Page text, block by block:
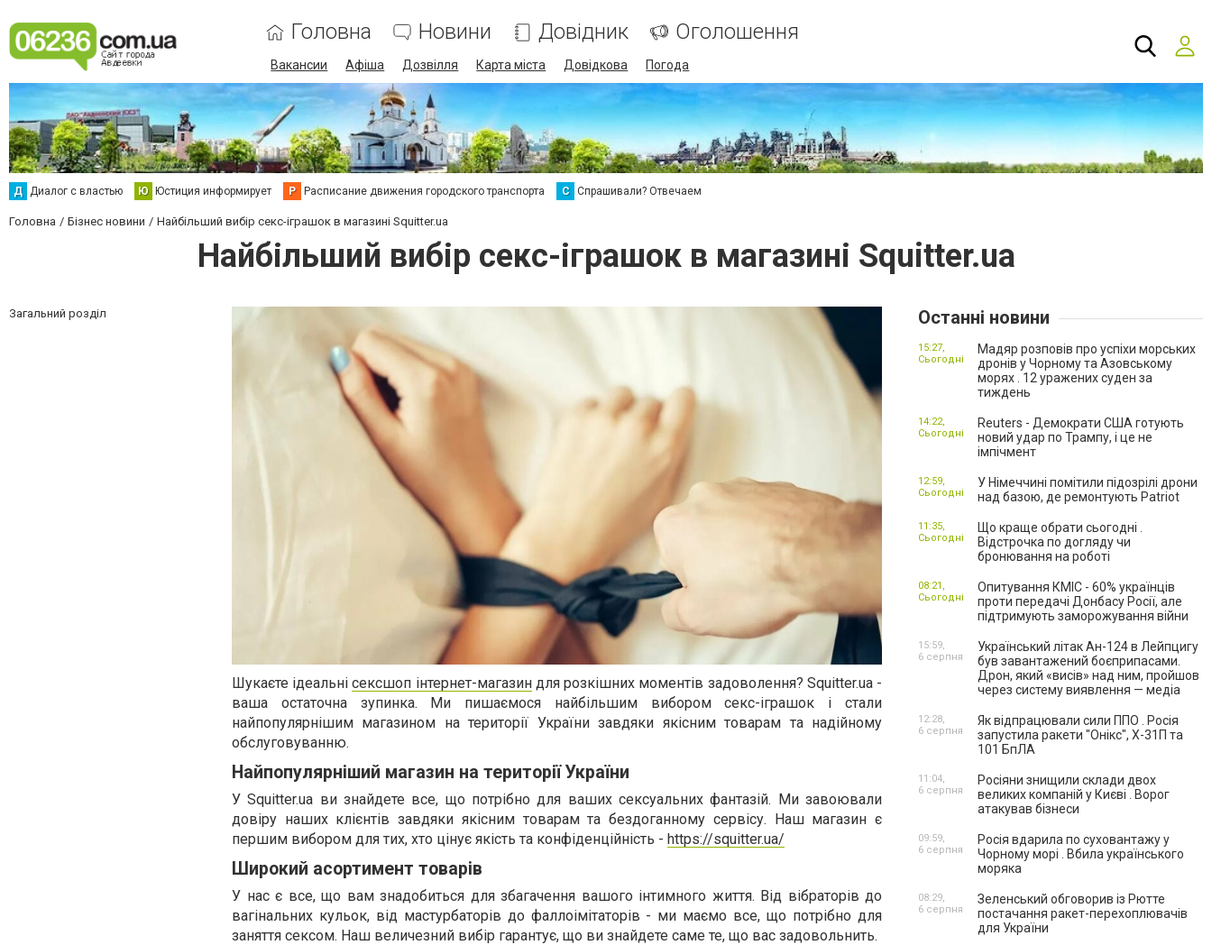
Головна Новини Довідник Оголошення
Вакансии Афіша Дозвілля Карта міста Довідкова Погода
Д Диалог с властью Ю Юстиция информирует Р Расписание движения городского транспорта С Спрашивали? Отвечаем
Головна Бізнес новини Найбільший вибір секс-іграшок в магазині Squitter.ua
Найбільший вибір секс-іграшок в магазині Squitter.ua
Загальний розділ
Шукаєте ідеальнісексшоп інтернет-магазиндля розкішних моментів задоволення? Squitter.ua -
ваша остаточна зупинка. Ми пишаємося найбільшим вибором секс-іграшок і стали
найпопулярнішим магазином на території України завдяки якісним товарам та надійному
обслуговуванню.
Найпопулярніший магазин на території України
У Squitter.ua ви знайдете все, що потрібно для ваших сексуальних фантазій. Ми завоювали
довіру наших клієнтів завдяки якісним товарам та бездоганному сервісу. Наш магазин є
першим вибором для тих, хто цінує якість та конфіденційність - https://squitter.ua/
Широкий асортимент товарів
У нас є все, що вам знадобиться для збагачення вашого інтимного життя. Від вібраторів до
вагінальних кульок, від мастурбаторів до фаллоімітаторів - ми маємо все, що потрібно для
заняття сексом. Наш величезний вибір гарантує, що ви знайдете саме те, що вас задовольнить.
Останні новини
Мадяр розповів про успіхи морських
дронів у Чорному та Азовському
морях . 12 уражених суден за
тиждень
15:27,
Сьогодні
Reuters - Демократи США готують
новий удар по Трампу, і це не
імпічмент
14:22,
Сьогодні
У Німеччині помітили підозрілі дрони
над базою, де ремонтують Patriot
12:59,
Сьогодні
Що краще обрати сьогодні .
Відстрочка по догляду чи
бронювання на роботі
11:35,
Сьогодні
Опитування КМІС - 60% українців
проти передачі Донбасу Росії, але
підтримують заморожування війни
08:21,
Сьогодні
Український літак Ан-124 в Лейпцигу
був завантажений боєприпасами.
Дрон, який «висів» над ним, пройшов
через систему виявлення — медіа
15:59,
6 серпня
Як відпрацювали сили ППО . Росія
запустила ракети "Онікс", Х-31П та
101 БпЛА
12:28,
6 серпня
Росіяни знищили склади двох
великих компаній у Києві . Ворог
атакував бізнеси
11:04,
6 серпня
Росія вдарила по суховантажу у
Чорному морі . Вбила українського
моряка
09:59,
6 серпня
Зеленський обговорив із Рютте
постачання ракет-перехоплювачів
для України
08:29,
6 серпня